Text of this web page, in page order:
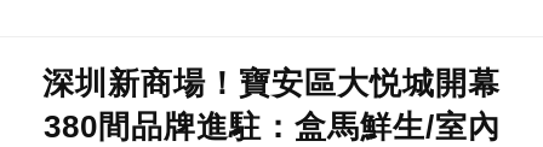
深圳新商場！寶安區大悦城開幕
380間品牌進駐：盒馬鮮生/室內